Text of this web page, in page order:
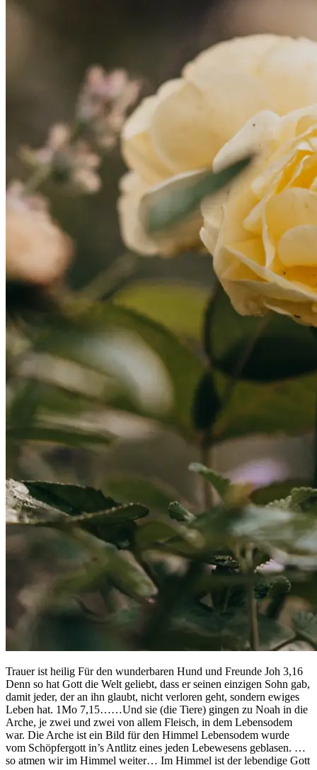
Trauer ist heilig Für den wunderbaren Hund und Freunde Joh 3,16
Denn so hat Gott die Welt geliebt, dass er seinen einzigen Sohn gab,
damit jeder, der an ihn glaubt, nicht verloren geht, sondern ewiges
Leben hat. 1Mo 7,15……Und sie (die Tiere) gingen zu Noah in die
Arche, je zwei und zwei von allem Fleisch, in dem Lebensodem
war. Die Arche ist ein Bild für den Himmel Lebensodem wurde
vom Schöpfergott in’s Antlitz eines jeden Lebewesens geblasen. …
so atmen wir im Himmel weiter… Im Himmel ist der lebendige Gott